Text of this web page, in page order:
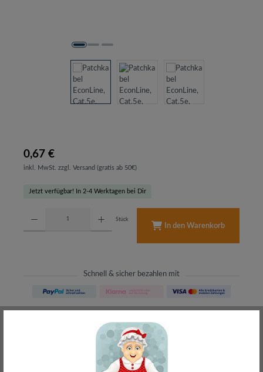
0,67 €
inkl. MwSt. zzgl. Versand (gratis ab 50€)
Jetzt verfügbar! In 2-4 Werktagen bei Dir
Stück
In den Warenkorb
Schnell & sicher bezahlen mit
meist direkt aus Waiblingen
30 Tage Rückgaberecht
ohne Risiko bestellen